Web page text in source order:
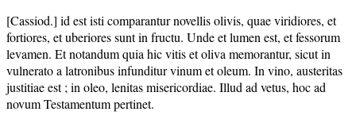
[Cassiod.] id est isti comparantur novellis olivis, quae viridiores, et
fortiores, et uberiores sunt in fructu. Unde et lumen est, et fessorum
levamen. Et notandum quia hic vitis et oliva memorantur, sicut in
vulnerato a latronibus infunditur vinum et oleum. In vino, austeritas
justitiae est ; in oleo, lenitas misericordiae. Illud ad vetus, hoc ad
novum Testamentum pertinet.